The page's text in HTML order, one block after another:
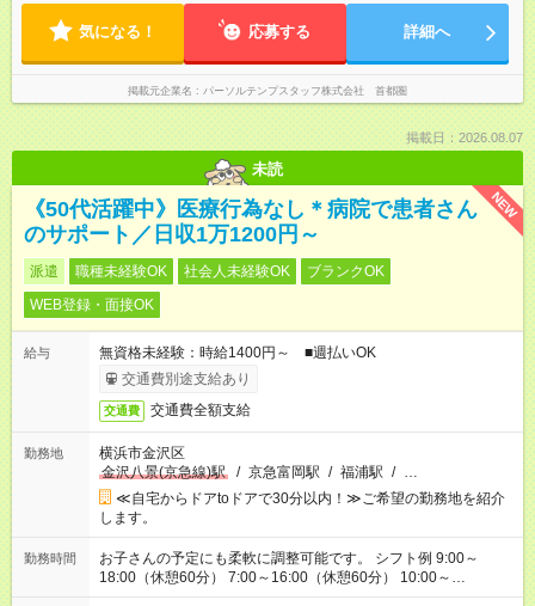
気になる！ 応募する 詳細へ
掲載元企業名 パーソルテンプスタッフ株式会社 首都圏
掲載日：2026.08.07
未読
NEW
《50代活躍中》医療行為なし＊病院で患者さん
のサポート／日収1万1200円～
派遣 職種未経験OK 社会人未経験OK
ブランクOK
WEB登録・面接OK
給与
無資格未経験：時給1400円～ ■週払いOK
交通費別途支給あり
交通費 交通費全額支給
勤務地
横浜市金沢区
金沢八景(京急線)駅
/ 京急富岡駅 / 福浦駅 / …
≪自宅からドアtoドアで30分以内！≫ご希望の勤務地を紹介
します。
勤務時間
お子さんの予定にも柔軟に調整可能です。 シフト例 9:00～
18:00（休憩60分） 7:00～16:00（休憩60分） 10:00～
19:00（休憩60分） ※Wワーク希望の方へ 今ご覧のお仕事で希